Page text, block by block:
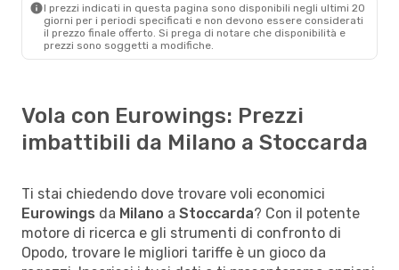
I prezzi indicati in questa pagina sono disponibili negli ultimi 20
giorni per i periodi specificati e non devono essere considerati
il ​​prezzo finale offerto. Si prega di notare che disponibilità e
prezzi sono soggetti a modifiche.
Vola con Eurowings: Prezzi
imbattibili da Milano a Stoccarda
Ti stai chiedendo dove trovare voli economici
Eurowings da Milano a Stoccarda? Con il potente
motore di ricerca e gli strumenti di confronto di
Opodo, trovare le migliori tariffe è un gioco da